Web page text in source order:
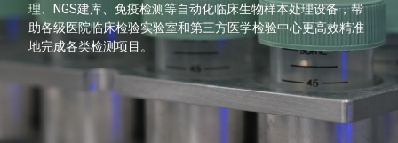
理、NGS建库、免疫检测等自动化临床生物样本处理设备，帮
助各级医院临床检验实验室和第三方医学检验中心更高效精准
地完成各类检测项目。